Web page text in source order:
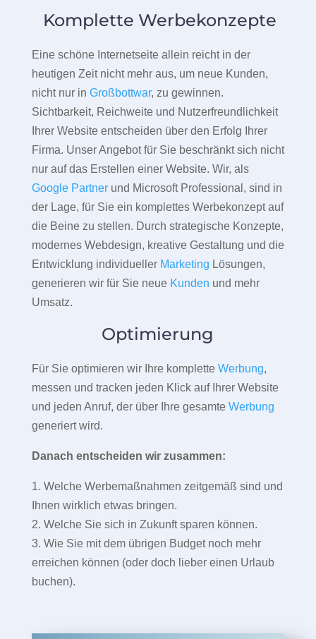
Komplette Werbekonzepte
Eine schöne Internetseite allein reicht in der
heutigen Zeit nicht mehr aus, um neue Kunden,
nicht nur in Großbottwar, zu gewinnen.
Sichtbarkeit, Reichweite und Nutzerfreundlichkeit
Ihrer Website entscheiden über den Erfolg Ihrer
Firma. Unser Angebot für Sie beschränkt sich nicht
nur auf das Erstellen einer Website. Wir, als
Google Partnerund Microsoft Professional, sind in
der Lage, für Sie ein komplettes Werbekonzept auf
die Beine zu stellen. Durch strategische Konzepte,
modernes Webdesign, kreative Gestaltung und die
Entwicklung individueller Marketing Lösungen,
generieren wir für Sie neue Kunden und mehr
Umsatz.
Optimierung
Für Sie optimieren wir Ihre komplette Werbung,
messen und tracken jeden Klick auf Ihrer Website
und jeden Anruf, der über Ihre gesamte Werbung
generiert wird.
Danach entscheiden wir zusammen:
1. Welche Werbemaßnahmen zeitgemäß sind und
Ihnen wirklich etwas bringen.
2. Welche Sie sich in Zukunft sparen können.
3. Wie Sie mit dem übrigen Budget noch mehr
erreichen können (oder doch lieber einen Urlaub
buchen).